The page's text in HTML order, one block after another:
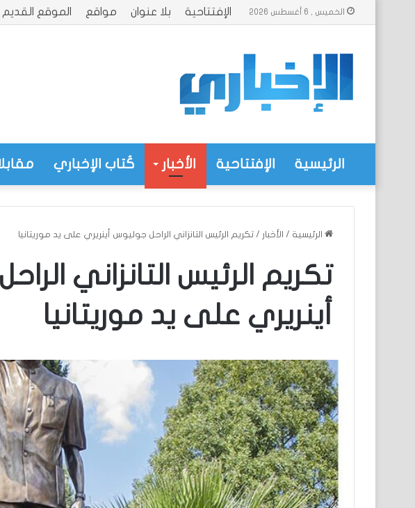
الخميس , 6 أغسطس 2026 الإفتتاحية بلا عنوان مواقع الموقع القديم
الرئيسية الإفتتاحية الأخبار كُتاب الإخباري
الرئيسية / الأخبار / تكريم الرئيس التانزاني الراحل جوليوس أينريري على يد موريتانيا
تكريم الرئيس التانزاني
أينريري على يد موريتانيا